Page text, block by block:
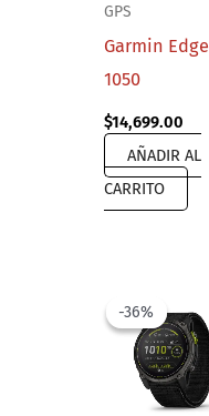
GPS
Garmin Edge
1050
$14,699.00
AÑADIR AL
CARRITO
-36%
-36%